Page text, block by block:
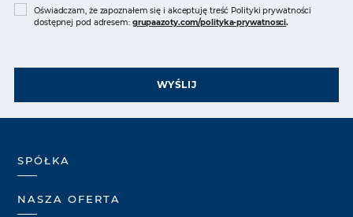
Oświadczam, że zapoznałem się i akceptuję treść Polityki prywatności
dostępnej pod adresem: grupaazoty.com/polityka-prywatnosci.
WYŚLIJ
SPÓŁKA
NASZA OFERTA